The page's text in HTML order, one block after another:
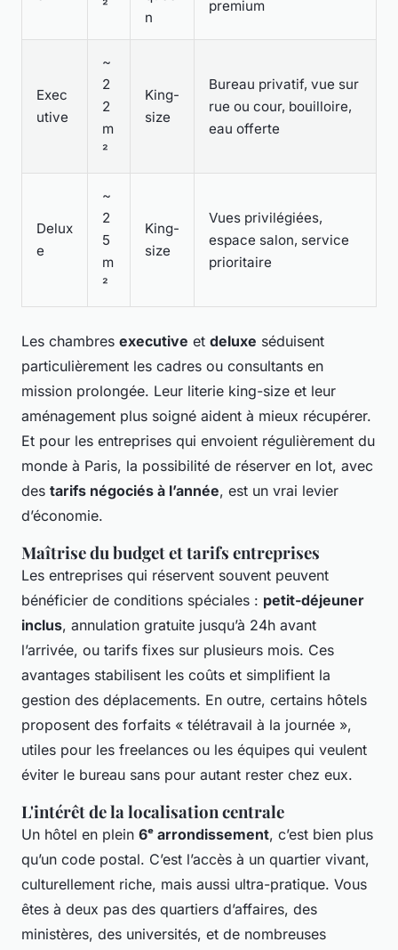
²
n
premium
Exec
utive
~
2
2
m
²
King-
size
Bureau privatif, vue sur
rue ou cour, bouilloire,
eau offerte
Delux
e
~
2
5
m
²
King-
size
Vues privilégiées,
espace salon, service
prioritaire
Les chambres executive et deluxe séduisent
particulièrement les cadres ou consultants en
mission prolongée. Leur literie king-size et leur
aménagement plus soigné aident à mieux récupérer.
Et pour les entreprises qui envoient régulièrement du
monde à Paris, la possibilité de réserver en lot, avec
des tarifs négociés à l’année, est un vrai levier
d’économie.
Maîtrise du budget et tarifs entreprises
Les entreprises qui réservent souvent peuvent
bénéficier de conditions spéciales : petit-déjeuner
inclus, annulation gratuite jusqu’à 24h avant
l’arrivée, ou tarifs fixes sur plusieurs mois. Ces
avantages stabilisent les coûts et simplifient la
gestion des déplacements. En outre, certains hôtels
proposent des forfaits « télétravail à la journée »,
utiles pour les freelances ou les équipes qui veulent
éviter le bureau sans pour autant rester chez eux.
L'intérêt de la localisation centrale
Un hôtel en plein 6ᵉ arrondissement, c’est bien plus
qu’un code postal. C’est l’accès à un quartier vivant,
culturellement riche, mais aussi ultra-pratique. Vous
êtes à deux pas des quartiers d’affaires, des
ministères, des universités, et de nombreuses